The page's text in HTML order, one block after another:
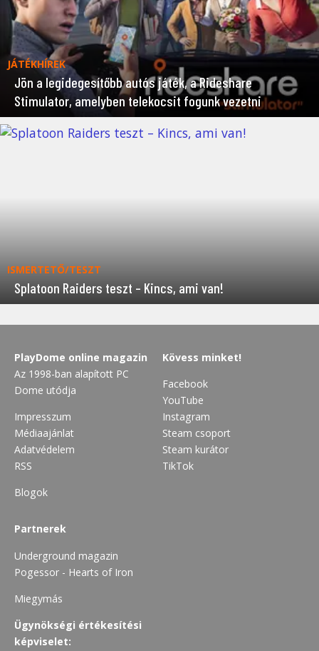
JÁTÉKHÍREK
Jön a legidegesítőbb autós játék, a Rideshare
Stimulator, amelyben telekocsit fogunk vezetni
ISMERTETŐ/TESZT
Splatoon Raiders teszt – Kincs, ami van!
PlayDome online magazin
Az 1998-ban alapított PC
Dome utódja
Impresszum
Médiaajánlat
Adatvédelem
RSS
Blogok
Kövess minket!
Facebook
YouTube
Instagram
Steam csoport
Steam kurátor
TikTok
Partnerek
Underground magazin
Pogessor - Hearts of Iron
Miegymás
Ügynökségi értékesítési
képviselet: